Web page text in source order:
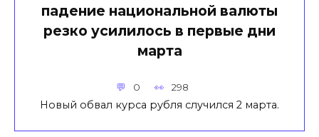
падение национальной валюты
резко усилилось в первые дни
марта
0 298
Новый обвал курса рубля случился 2 марта.